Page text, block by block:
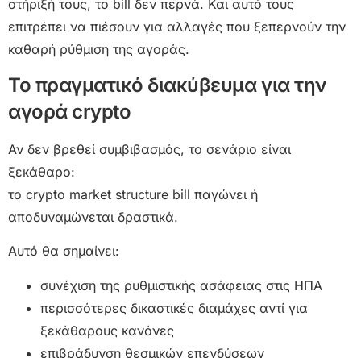
στήριξή τους, το bill δεν περνά. Και αυτό τους
επιτρέπει να πιέσουν για αλλαγές που ξεπερνούν την
καθαρή ρύθμιση της αγοράς.
Το πραγματικό διακύβευμα για την
αγορά crypto
Αν δεν βρεθεί συμβιβασμός, το σενάριο είναι
ξεκάθαρο:
το crypto market structure bill παγώνει ή
αποδυναμώνεται δραστικά.
Αυτό θα σημαίνει:
συνέχιση της ρυθμιστικής ασάφειας στις ΗΠΑ
περισσότερες δικαστικές διαμάχες αντί για
ξεκάθαρους κανόνες
επιβράδυνση θεσμικών επενδύσεων